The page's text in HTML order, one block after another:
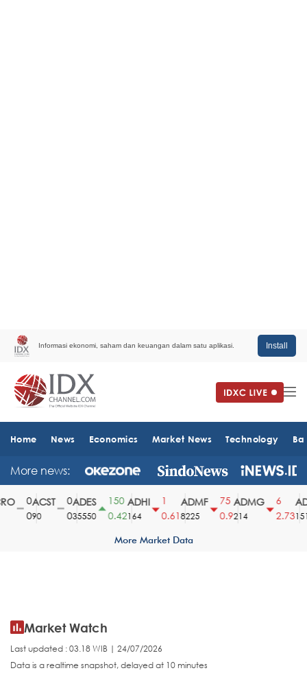
Informasi ekonomi, saham dan keuangan dalam satu aplikasi. Install
Home News Economics Market News Technology
More news:
ACST
90
ADES
35550
150
0.42
ADHI
164
0.61
ADMF
8225
75
0.9
ADMG
214
2.731510
More Market Data
Market Watch
Last updated : 03.18 WIB | 24/07/2026
Data is a realtime snapshot, delayed at 10 minutes